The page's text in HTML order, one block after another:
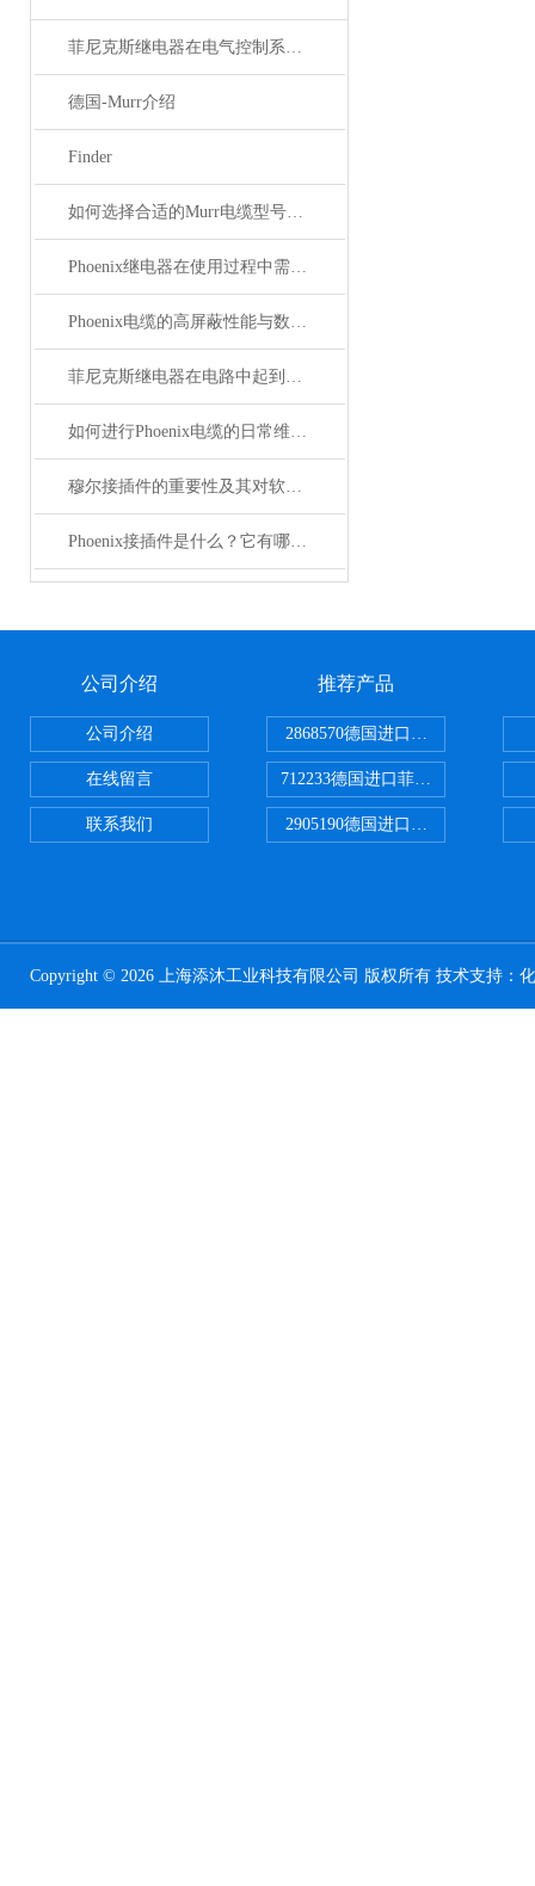
菲尼克斯继电器在电气控制系统中的应用
德国-Murr介绍
Finder
如何选择合适的Murr电缆型号和规格？
Phoenix继电器在使用过程中需要注意哪些事项？
Phoenix电缆的高屏蔽性能与数据传输优势
菲尼克斯继电器在电路中起到什么作用？
如何进行Phoenix电缆的日常维护和保养？
穆尔接插件的重要性及其对软件开发的影响
Phoenix接插件是什么？它有哪些分类？
公司介绍
公司介绍
在线留言
联系我们
推荐产品
2868570德国进口菲尼克斯电源
712233德国进口菲尼克斯断路器
2905190德国进口菲尼克斯继电器
Copyright © 2026 上海添沐工业科技有限公司 版权所有 技术支持：